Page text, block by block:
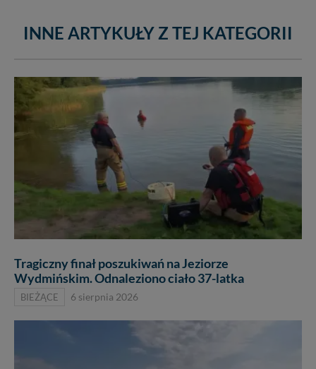
INNE ARTYKUŁY Z TEJ KATEGORII
Tragiczny finał poszukiwań na Jeziorze
Wydmińskim. Odnaleziono ciało 37-latka
BIEŻĄCE 6 sierpnia 2026